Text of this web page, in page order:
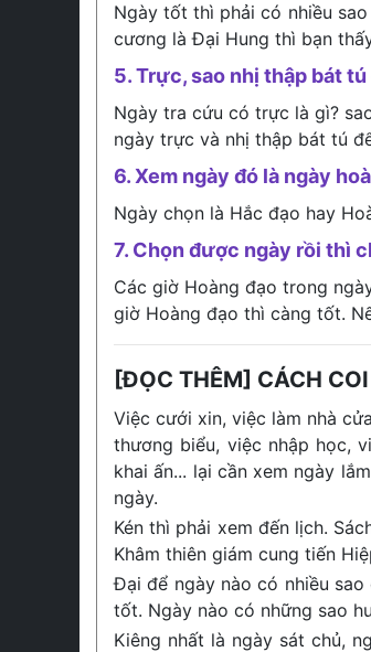
Ngày tốt thì phải có nhiều
cương là Đại Hung thì bạn
5. Trực, sao nhị thập bát
Ngày tra cứu có trực là gì?
ngày trực và nhị thập bát tú
6. Xem ngày đó là ngày
Ngày chọn là Hắc đạo hay
7. Chọn được ngày rồi thì
Các giờ Hoàng đạo trong
giờ Hoàng đạo thì càng tốt.
[ĐỌC THÊM] CÁCH
Việc cưới xin, việc làm nhà
thương biểu, việc nhập học,
khai ấn... lại cần xem ngày
ngày.
Kén thì phải xem đến lịch.
Khâm thiên giám cung tiến
Đại để ngày nào có nhiều
tốt. Ngày nào có những sao
Kiêng nhất là ngày sát chủ,